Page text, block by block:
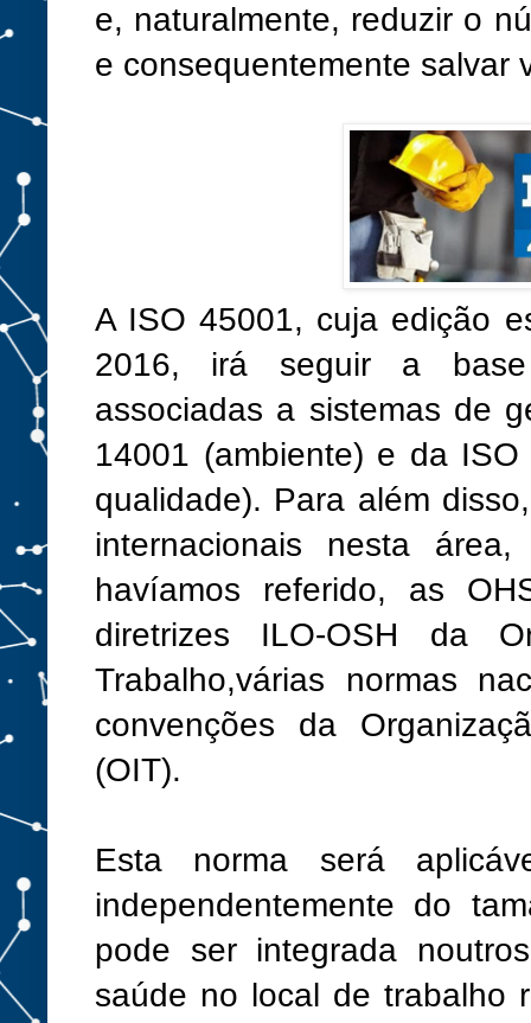
e, naturalmente, reduzir o
e consequentemente salvar
A ISO 45001, cuja edição
2016, irá seguir a
associadas a sistemas de
14001 (ambiente) e da
qualidade). Para além
internacionais nesta
havíamos referido, as
diretrizes ILO-OSH da
Trabalho,várias normas
convenções da
(OIT).
Esta norma será
independentemente do
pode ser integrada
saúde no local de trabalho